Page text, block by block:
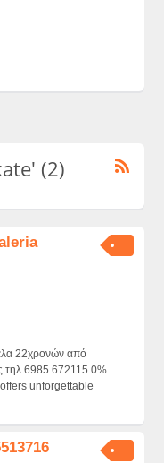
(2)
22χρονών από
τηλ 6985 672115 0%
unforgettable